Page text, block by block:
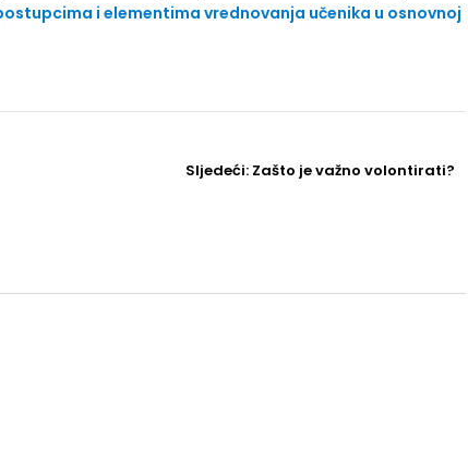
i elementima vrednovanja učenika u osnovnoj
Sljedeći: Sljedeći
Zašto je važno volontirati?